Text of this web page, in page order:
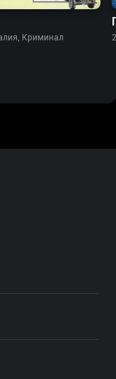
Криминал